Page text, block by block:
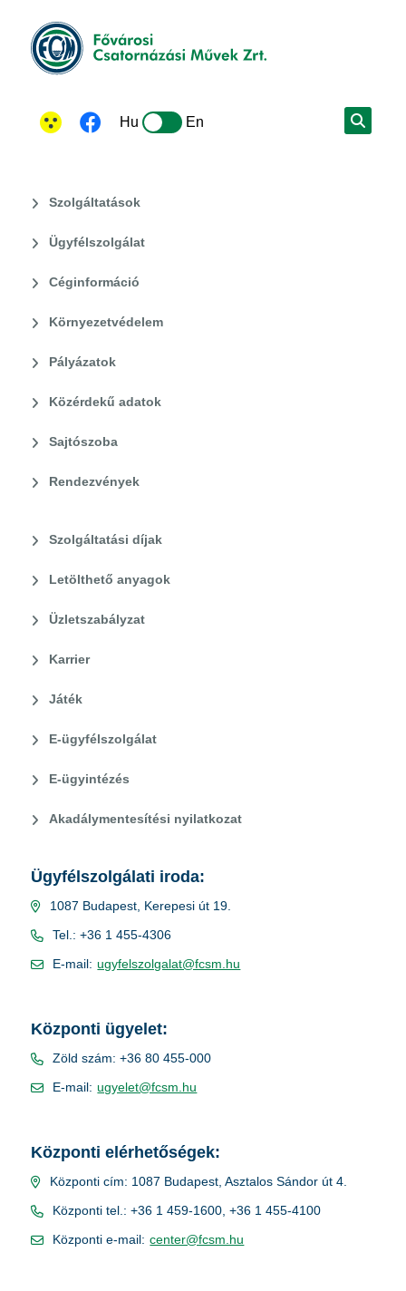
Hu En
Szolgáltatások
Ügyfélszolgálat
Céginformáció
Környezetvédelem
Pályázatok
Közérdekű adatok
Sajtószoba
Rendezvények
Szolgáltatási díjak
Letölthető anyagok
Üzletszabályzat
Karrier
Játék
E-ügyfélszolgálat
E-ügyintézés
Akadálymentesítési nyilatkozat
Ügyfélszolgálati iroda:
1087 Budapest, Kerepesi út 19.
Tel.: +36 1 455-4306
E-mail: ugyfelszolgalat@fcsm.hu
Központi ügyelet:
Zöld szám: +36 80 455-000
E-mail: ugyelet@fcsm.hu
Központi elérhetőségek:
Központi cím: 1087 Budapest, Asztalos Sándor út 4.
Központi tel.: +36 1 459-1600, +36 1 455-4100
Központi e-mail: center@fcsm.hu